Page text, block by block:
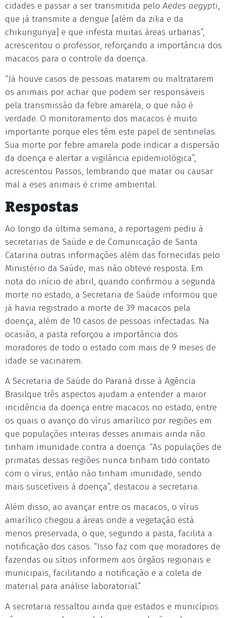
cidades e passar a ser transmitida peloAedes aegypti,
que já transmite a dengue [além da zika e da
chikungunya] e que infesta muitas áreas urbanas”,
acrescentou o professor, reforçando a importância dos
macacos para o controle da doença.
“Já houve casos de pessoas matarem ou maltratarem
os animais por achar que podem ser responsáveis
pela transmissão da febre amarela, o que não é
verdade. O monitoramento dos macacos é muito
importante porque eles têm este papel de sentinelas.
Sua morte por febre amarela pode indicar a dispersão
da doença e alertar a vigilância epidemiológica”,
acrescentou Passos, lembrando que matar ou causar
mal a eses animais é crime ambiental.
Respostas
Ao longo da última semana, a reportagem pediu à
secretarias de Saúde e de Comunicação de Santa
Catarina outras informações além das fornecidas pelo
Ministério da Saúde, mas não obteve resposta. Em
nota do início de abril, quando confirmou a segunda
morte no estado, a Secretaria de Saúde informou que
já havia registrado a morte de 39 macacos pela
doença, além de 10 casos de pessoas infectadas. Na
ocasião, a pasta reforçou a importância dos
moradores de todo o estado com mais de 9 meses de
idade se vacinarem.
A Secretaria de Saúde do Paraná disse à Agência
Brasilque três aspectos ajudam a entender a maior
incidência da doença entre macacos no estado, entre
os quais o avanço do vírus amarílico por regiões em
que populações inteiras desses animais ainda não
tinham imunidade contra a doença. “As populações de
primatas dessas regiões nunca tinham tido contato
com o vírus, então não tinham imunidade, sendo
mais suscetíveis à doença”, destacou a secretaria.
Além disso, ao avançar entre os macacos, o vírus
amarílico chegou a áreas onde a vegetação está
menos preservada, o que, segundo a pasta, facilita a
notificação dos casos. “Isso faz com que moradores de
fazendas ou sítios informem aos órgãos regionais e
municipais, facilitando a notificação e a coleta de
material para análise laboratorial.”
A secretaria ressaltou ainda que estados e municípios